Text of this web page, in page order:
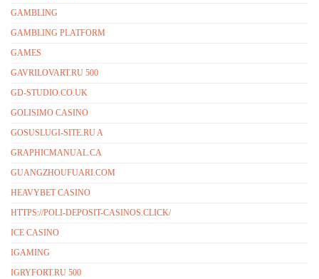
GAMBLING
GAMBLING PLATFORM
GAMES
GAVRILOVART.RU 500
GD-STUDIO.CO.UK
GOLISIMO CASINO
GOSUSLUGI-SITE.RU A
GRAPHICMANUAL.CA
GUANGZHOUFUARI.COM
HEAVYBET CASINO
HTTPS://POLI-DEPOSIT-CASINOS.CLICK/
ICE CASINO
IGAMING
IGRYFORT.RU 500